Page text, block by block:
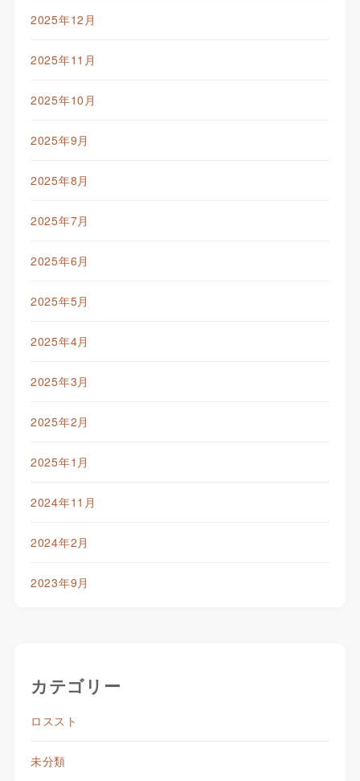
2025年12月
2025年11月
2025年10月
2025年9月
2025年8月
2025年7月
2025年6月
2025年5月
2025年4月
2025年3月
2025年2月
2025年1月
2024年11月
2024年2月
2023年9月
カテゴリー
ロススト
未分類